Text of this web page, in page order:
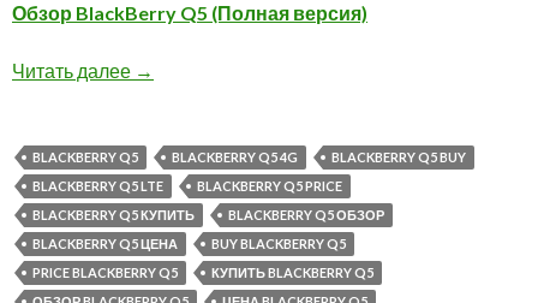
Обзор BlackBerry Q5 (Полная версия)
Читать далее BlackBerry Q5 с русской клавиатурой
→
BLACKBERRY Q5 BLACKBERRY Q5 4G
BLACKBERRY Q5 BUY
BLACKBERRY Q5 LTE
BLACKBERRY Q5 PRICE
BLACKBERRY Q5 КУПИТЬ
BLACKBERRY Q5 ОБЗОР
BLACKBERRY Q5 ЦЕНА
BUY BLACKBERRY Q5
PRICE BLACKBERRY Q5
КУПИТЬ BLACKBERRY Q5